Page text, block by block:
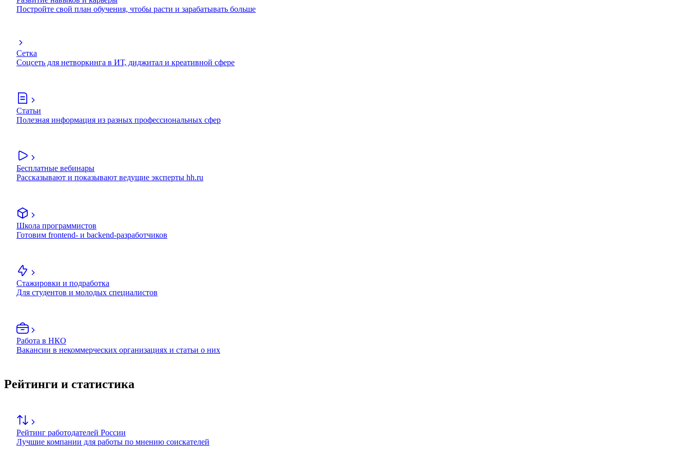
Постройте свой план обучения, чтобы расти и зарабатывать больше
Сетка
Соцсеть для нетворкинга в ИТ, диджитал и креативной сфере
Статьи
Полезная информация из разных профессиональных сфер
Бесплатные вебинары
Рассказывают и показывают ведущие эксперты hh.ru
Школа программистов
Готовим frontend- и backend-разработчиков
Стажировки и подработка
Для студентов и молодых специалистов
Работа в НКО
Вакансии в некоммерческих организациях и статьи о них
Рейтинги и статистика
Рейтинг работодателей России
Лучшие компании для работы по мнению соискателей